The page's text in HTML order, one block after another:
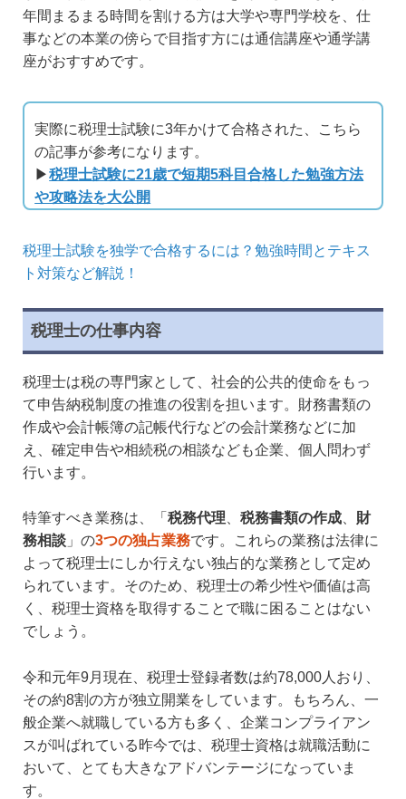
年間まるまる時間を割ける方は大学や専門学校を、仕
事などの本業の傍らで目指す方には通信講座や通学講
座がおすすめです。
実際に税理士試験に3年かけて合格された、こちら
の記事が参考になります。
▶税理士試験に21歳で短期5科目合格した勉強方法
や攻略法を大公開
税理士試験を独学で合格するには？勉強時間とテキス
ト対策など解説！
税理士の仕事内容
税理士は税の専門家として、社会的公共的使命をもっ
て申告納税制度の推進の役割を担います。財務書類の
作成や会計帳簿の記帳代行などの会計業務などに加
え、確定申告や相続税の相談なども企業、個人問わず
行います。
特筆すべき業務は、「 税務代理 税務書類の作成
財
務相談 」の3つの独占業務です。これらの業務は法律に
よって税理士にしか行えない独占的な業務として定め
られています。そのため、税理士の希少性や価値は高
く、税理士資格を取得することで職に困ることはない
でしょう。
令和元年9月現在、税理士登録者数は約78,000人おり、
その約8割の方が独立開業をしています。もちろん、一
般企業へ就職している方も多く、企業コンプライアン
スが叫ばれている昨今では、税理士資格は就職活動に
おいて、とても大きなアドバンテージになっていま
す。